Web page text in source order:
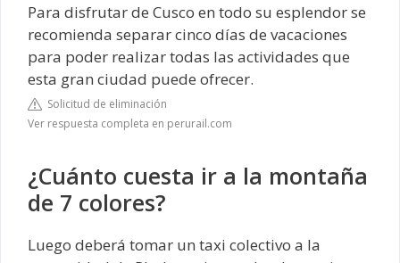
Para disfrutar de Cusco en todo su esplendor se
recomienda separar cinco días de vacaciones
para poder realizar todas las actividades que
esta gran ciudad puede ofrecer.
Solicitud de eliminación
Ver respuesta completa en perurail.com
¿Cuánto cuesta ir a la montaña
de 7 colores?
Luego deberá tomar un taxi colectivo a la